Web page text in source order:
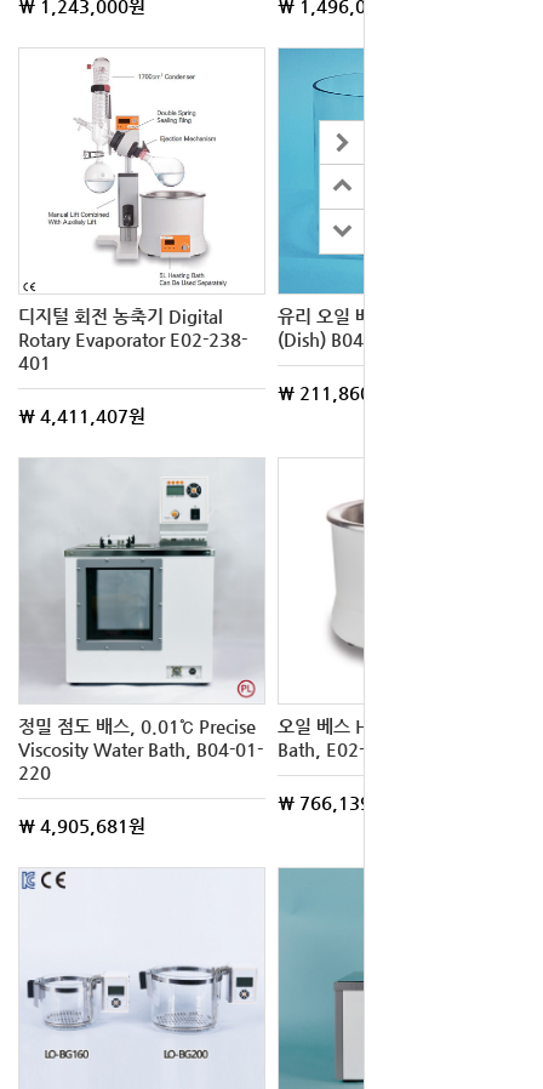
\ 1,243,000원 \ 1,496,000원
디지털 회전 농축기 Digital
Rotary Evaporator E02-238-
401
\ 4,411,407원
유리 오일 배스 Glass Oil Bath
(Dish) B04-91-245
\ 211,860원
정밀 점도 배스, 0.01℃ Precise
Viscosity Water Bath, B04-01-
220
\ 4,905,681원
오일 베스 Heating Bath / Oil
Bath, E02-238-361
\ 766,139원